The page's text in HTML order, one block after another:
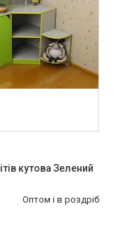
кутова Зелений
Оптом і в роздріб